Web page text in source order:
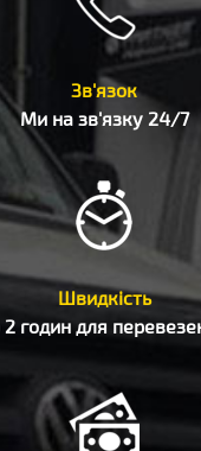
Зв'язок
Ми на зв'язку 24/7
Швидкість
годин для